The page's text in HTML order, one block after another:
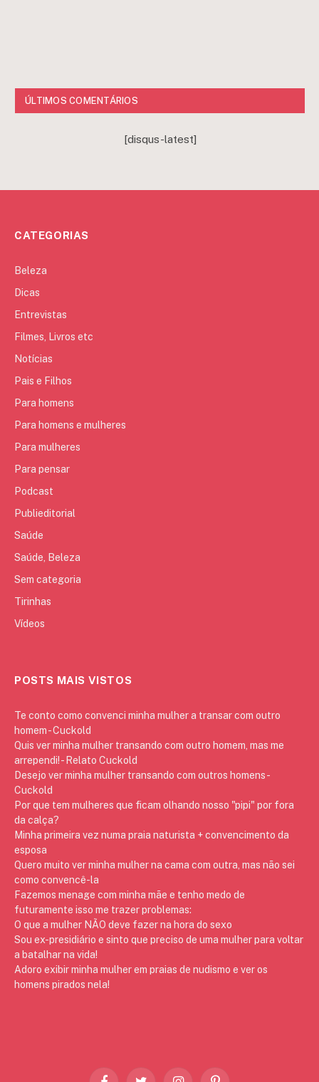
ÚLTIMOS COMENTÁRIOS
[disqus-latest]
CATEGORIAS
Beleza
Dicas
Entrevistas
Filmes, Livros etc
Notícias
Pais e Filhos
Para homens
Para homens e mulheres
Para mulheres
Para pensar
Podcast
Publieditorial
Saúde
Saúde, Beleza
Sem categoria
Tirinhas
Vídeos
POSTS MAIS VISTOS
Te conto como convenci minha mulher a transar com outro
homem - Cuckold
Quis ver minha mulher transando com outro homem, mas me
arrependi! - Relato Cuckold
Desejo ver minha mulher transando com outros homens -
Cuckold
Por que tem mulheres que ficam olhando nosso "pipi" por fora
da calça?
Minha primeira vez numa praia naturista + convencimento da
esposa
Quero muito ver minha mulher na cama com outra, mas não sei
como convencê-la
Fazemos menage com minha mãe e tenho medo de
futuramente isso me trazer problemas:
O que a mulher NÃO deve fazer na hora do sexo
Sou ex-presidiário e sinto que preciso de uma mulher para voltar
a batalhar na vida!
Adoro exibir minha mulher em praias de nudismo e ver os
homens pirados nela!